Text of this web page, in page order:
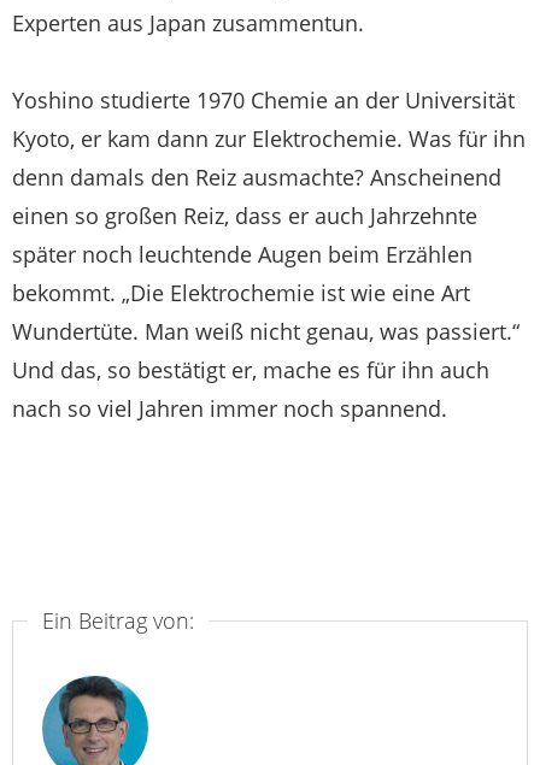
Experten aus Japan zusammentun.
Yoshino studierte 1970 Chemie an der Universität
Kyoto, er kam dann zur Elektrochemie. Was für ihn
denn damals den Reiz ausmachte? Anscheinend
einen so großen Reiz, dass er auch Jahrzehnte
später noch leuchtende Augen beim Erzählen
bekommt. „Die Elektrochemie ist wie eine Art
Wundertüte. Man weiß nicht genau, was passiert.“
Und das, so bestätigt er, mache es für ihn auch
nach so viel Jahren immer noch spannend.
Ein Beitrag von: